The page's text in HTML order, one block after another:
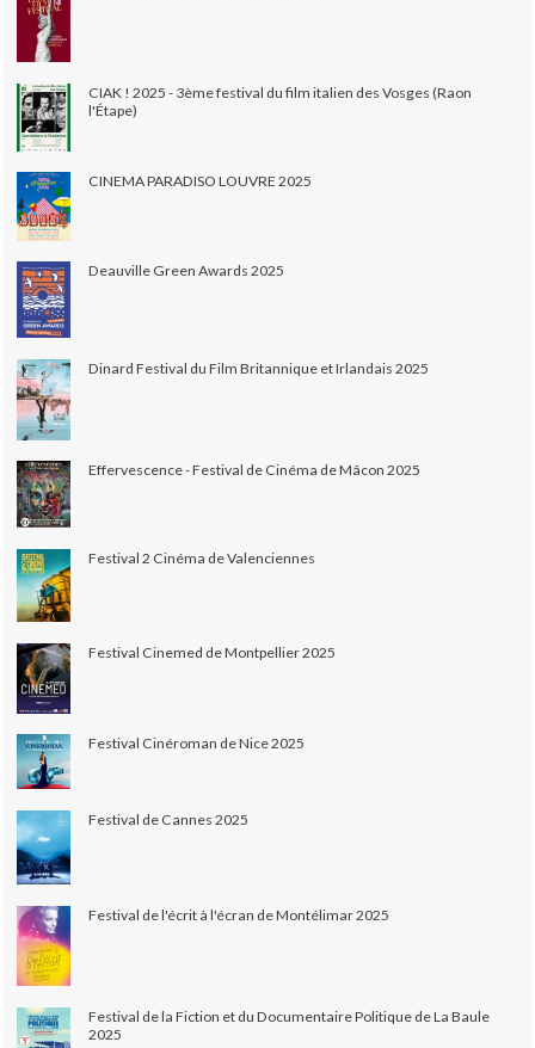
CIAK ! 2025 - 3ème festival du film italien des Vosges (Raon
l'Étape)
CINEMA PARADISO LOUVRE 2025
Deauville Green Awards 2025
Dinard Festival du Film Britannique et Irlandais 2025
Effervescence - Festival de Cinéma de Mâcon 2025
Festival 2 Cinéma de Valenciennes
Festival Cinemed de Montpellier 2025
Festival Cinéroman de Nice 2025
Festival de Cannes 2025
Festival de l'écrit à l'écran de Montélimar 2025
Festival de la Fiction et du Documentaire Politique de La Baule
2025